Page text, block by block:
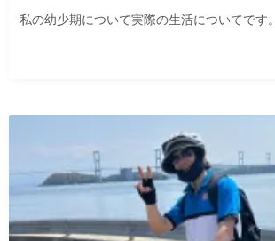
私の幼少期について実際の生活についてです。